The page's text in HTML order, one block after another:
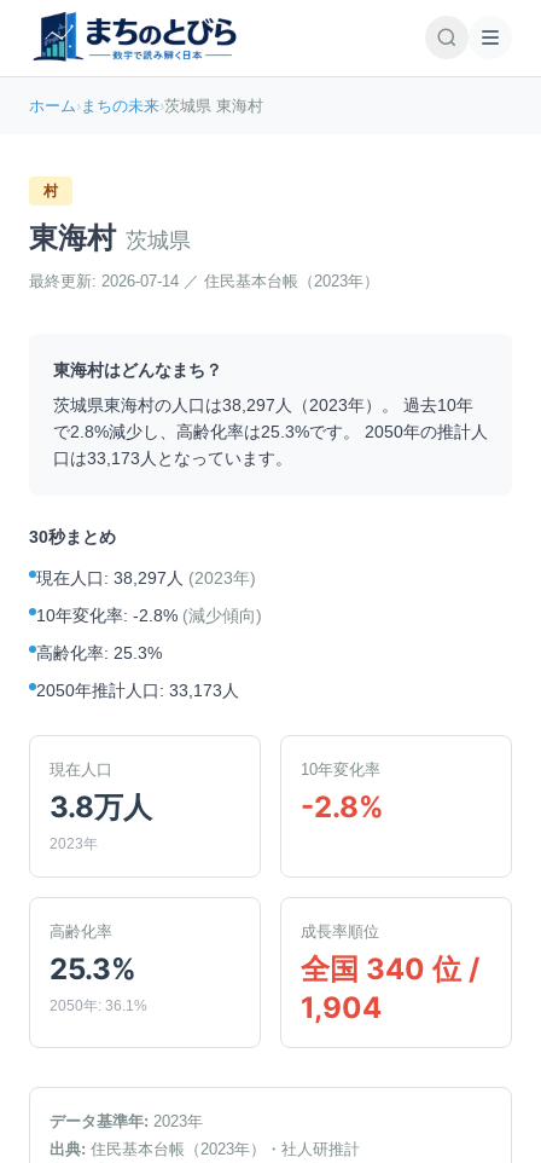
ホーム›まちの未来›茨城県 東海村
村
東海村 茨城県
最終更新: 2026-07-14 ／ 住民基本台帳（2023年）
東海村はどんなまち？
茨城県東海村の人口は38,297 人（2023年）。 過去10年
で2.8%減少し、高齢化率は25.3%です。 2050年の推計人
口は33,173 人となっています。
30秒まとめ
現在人口: 38,297人 (2023年)
10年変化率: -2.8% (減少傾向)
高齢化率: 25.3%
2050年推計人口: 33,173人
現在人口
3.8万人
2023年
10年変化率
-2.8%
高齢化率
25.3%
2050年: 36.1%
成長率順位
全国 340 位 /
1,904
データ基準年: 2023年
出典: 住民基本台帳（2023年）
・社人研推計